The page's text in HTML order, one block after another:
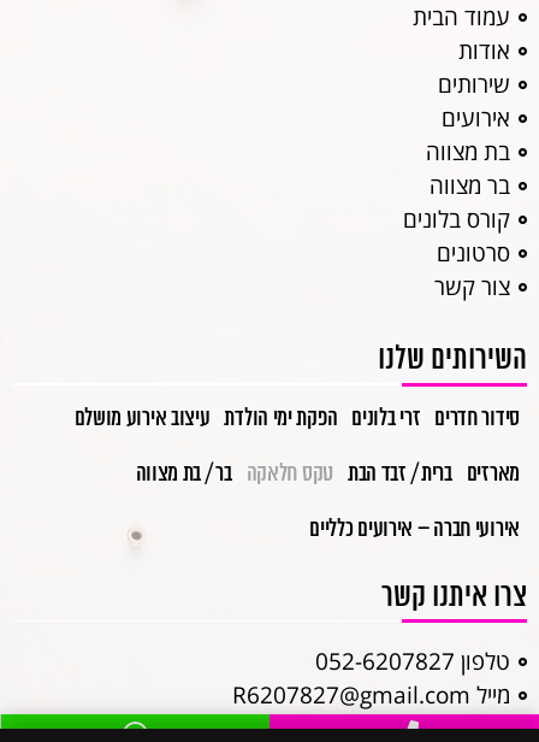
עמוד הבית
אודות
שירותים
אירועים
בת מצווה
בר מצווה
קורס בלונים
סרטונים
צור קשר
השירותים שלנו
סידור חדרים זרי בלונים הפקת ימי הולדת עיצוב אירוע מושלם
מארזים ברית / זבד הבת טקס חלאקה בר / בת מצווה
אירועי חברה – אירועים כלליים
צרו איתנו קשר
טלפון 052-6207827
מייל R6207827@gmail.com